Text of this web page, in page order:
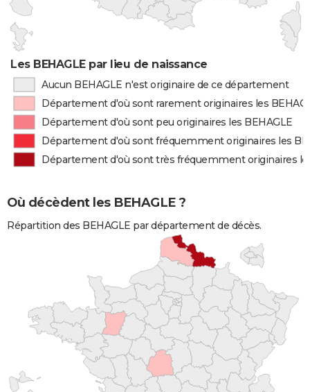
Les BEHAGLE par lieu de naissance
Aucun BEHAGLE n'est originaire de ce département
Département d'où sont rarement originaires les
Département d'où sont peu originaires les BEHAGLE
Département d'où sont fréquemment originaires les
Département d'où sont très fréquemment originaires
Où décèdent les BEHAGLE ?
Répartition des BEHAGLE par département de décès.